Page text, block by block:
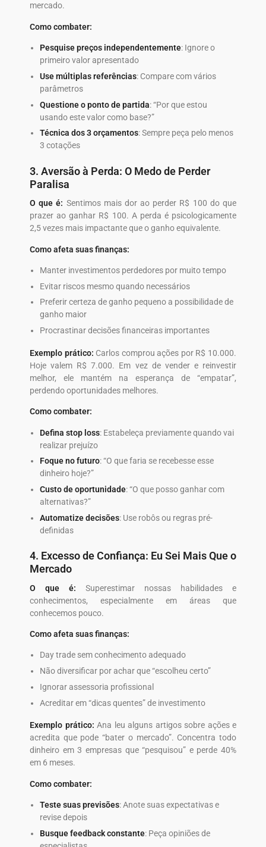
mercado.
Como combater:
Pesquise preços independentemente: Ignore o
primeiro valor apresentado
Use múltiplas referências: Compare com vários
parâmetros
Questione o ponto de partida: “Por que estou
usando este valor como base?”
Técnica dos 3 orçamentos: Sempre peça pelo menos
3 cotações
3. Aversão à Perda: O Medo de Perder
Paralisa
O que é: Sentimos mais dor ao perder R$ 100 do que
prazer ao ganhar R$ 100. A perda é psicologicamente
2,5 vezes mais impactante que o ganho equivalente.
Como afeta suas finanças:
Manter investimentos perdedores por muito tempo
Evitar riscos mesmo quando necessários
Preferir certeza de ganho pequeno a possibilidade de
ganho maior
Procrastinar decisões financeiras importantes
Exemplo prático: Carlos comprou ações por R$ 10.000.
Hoje valem R$ 7.000. Em vez de vender e reinvestir
melhor, ele mantém na esperança de “empatar”,
perdendo oportunidades melhores.
Como combater:
Defina stop loss: Estabeleça previamente quando vai
realizar prejuízo
Foque no futuro: “O que faria se recebesse esse
dinheiro hoje?”
Custo de oportunidade: “O que posso ganhar com
alternativas?”
Automatize decisões: Use robôs ou regras pré-
definidas
4. Excesso de Confiança: Eu Sei Mais Que o
Mercado
O que é: Superestimar nossas habilidades e
conhecimentos, especialmente em áreas que
conhecemos pouco.
Como afeta suas finanças:
Day trade sem conhecimento adequado
Não diversificar por achar que “escolheu certo”
Ignorar assessoria profissional
Acreditar em “dicas quentes” de investimento
Exemplo prático: Ana leu alguns artigos sobre ações e
acredita que pode “bater o mercado”. Concentra todo
dinheiro em 3 empresas que “pesquisou” e perde 40%
em 6 meses.
Como combater:
Teste suas previsões: Anote suas expectativas e
revise depois
Busque feedback constante: Peça opiniões de